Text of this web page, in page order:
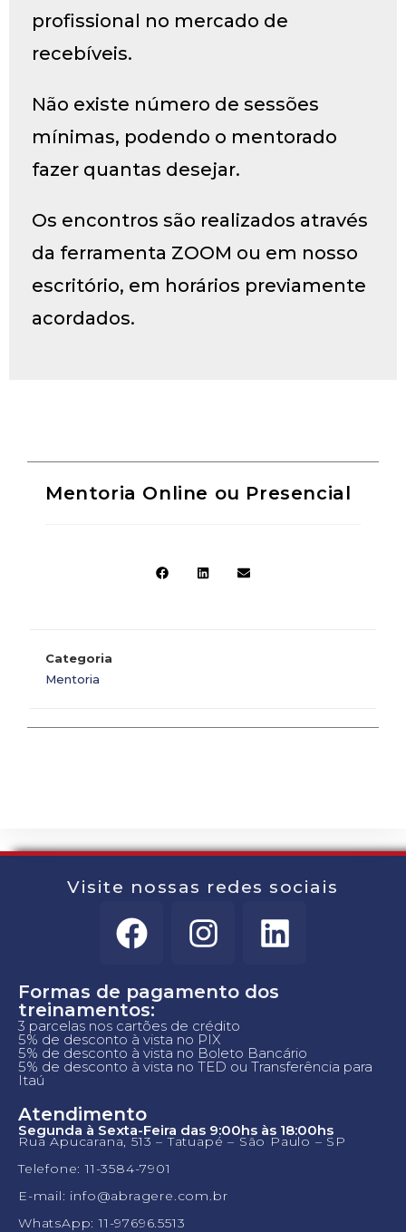
profissional no mercado de
recebíveis.
Não existe número de sessões
mínimas, podendo o mentorado
fazer quantas desejar.
Os encontros são realizados através
da ferramenta ZOOM ou em nosso
escritório, em horários previamente
acordados.
Mentoria Online ou Presencial
Categoria
Mentoria
Visite nossas redes sociais
Formas de pagamento dos
treinamentos:
3 parcelas nos cartões de crédito
5% de desconto à vista no PIX
5% de desconto à vista no Boleto Bancário
5% de desconto à vista no TED ou Transferência para
Itaú
Atendimento
Segunda à Sexta-Feira das 9:00hs às 18:00hs
Rua Apucarana, 513 – Tatuapé – São Paulo – SP
Telefone: 11-3584-7901
E-mail: info@abragere.com.br
WhatsApp: 11-97696.5513